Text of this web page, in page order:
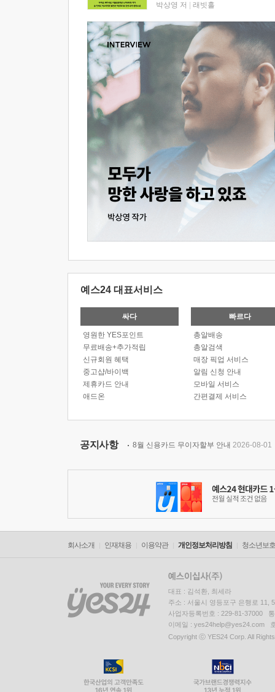
박상영 저 래빗홀
예스24 대표서비스
싸다
영원한 YES포인트
무료배송+추가적립
신규회원 혜택
중고샵/바이백
제휴카드 안내
애드온
빠르다
총알배송
총알검색
매장 픽업 서비스
알림 신청 안내
모바일 서비스
간편결제 서비스
공지사항 8월 신용카드 무이자할부 안내 2026-08-01
회사소개 인재채용 이용약관 개인정보처리방침 청소년보
대표 : 김석환, 최세라
주소 : 서울시 영등포구 은행로 11,
사업자등록번호 : 229-81-37000
이메일 : yes24help@yes24.com
Copyright ⓒ YES24 Corp. All